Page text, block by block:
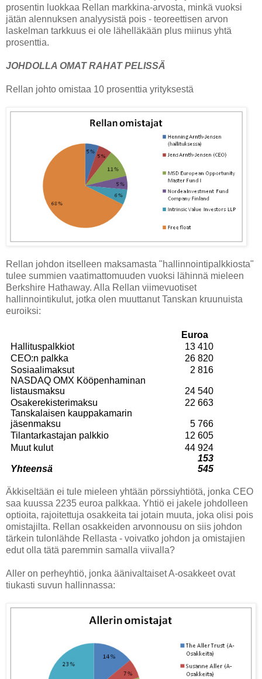
prosentin luokkaa Rellan markkina-arvosta, minkä vuoksi
jätän alennuksen analyysistä pois - teoreettisen arvon
laskelman tarkkuus ei ole lähelläkään plus miinus yhtä
prosenttia.
JOHDOLLA OMAT RAHAT PELISSÄ
Rellan johto omistaa 10 prosenttia yrityksestä
Rellan johdon itselleen maksamasta "hallinnointipalkkiosta"
tulee summien vaatimattomuuden vuoksi lähinnä mieleen
Berkshire Hathaway. Alla Rellan viimevuotiset
hallinnointikulut, jotka olen muuttanut Tanskan kruunuista
euroiksi:
Euroa
Hallituspalkkiot
13 410
CEO:n palkka
26 820
Sosiaalimaksut
2 816
NASDAQ OMX Kööpenhaminan
listausmaksu
24 540
Osakerekisterimaksu
22 663
Tanskalaisen kauppakamarin
jäsenmaksu
5 766
Tilantarkastajan palkkio
12 605
Muut kulut
44 924
Yhteensä
153
545
Äkkiseltään ei tule mieleen yhtään pörssiyhtiötä, jonka CEO
saa kuussa 2235 euroa palkkaa. Yhtiö ei jakele johdolleen
optioita, rajoitettuja osakkeita tai jotain muuta, joka olisi pois
omistajilta. Rellan osakkeiden arvonnousu on siis johdon
tärkein tulonlähde Rellasta - voivatko johdon ja omistajien
edut olla tätä paremmin samalla viivalla?
Aller on perheyhtiö, jonka äänivaltaiset A-osakkeet ovat
tiukasti suvun hallinnassa: